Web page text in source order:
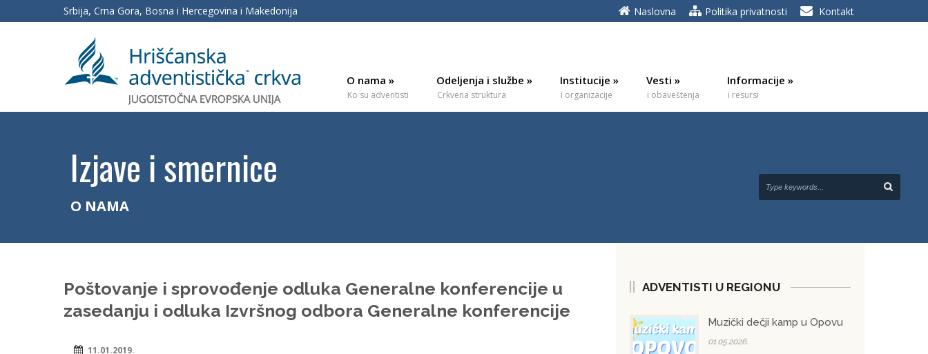
Srbija, Crna Gora, Bosna i Hercegovina i Makedonija Naslovna Politika privatnosti Kontakt
O nama »
Ko su adventisti
Odeljenja i službe »
Crkvena struktura
Institucije »
i organizacije
Vesti »
i obaveštenja
Informacije »
i resursi
Izjave i smernice
O NAMA
Poštovanje i sprovođenje odluka Generalne konferencije u
zasedanju i odluka Izvršnog odbora Generalne konferencije
11.01.2019.
ADVENTISTI U REGIONU
Muzički dečji kamp u Opovu
01.05.2026.